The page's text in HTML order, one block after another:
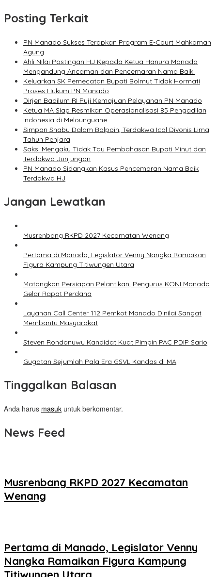
Posting Terkait
PN Manado Sukses Terapkan Program E-Court Mahkamah
Agung
Ahli Nilai Postingan HJ Kepada Ketua Hanura Manado
Mengandung Ancaman dan Pencemaran Nama Baik.
Keluarkan SK Pemecatan Bupati Bolmut Tidak Hormati
Proses Hukum PN Manado
Dirjen Badilum RI Puji Kemajuan Pelayanan PN Manado
Ketua MA Siap Resmikan Operasionalisasi 85 Pengadilan
Indonesia di Melounguane
Simpan Shabu Dalam Bolpoin, Terdakwa Ical Divonis Lima
Tahun Penjara
Saksi Mengaku Tidak Tau Pembahasan Bupati Minut dan
Terdakwa Junjungan
PN Manado Sidangkan Kasus Pencemaran Nama Baik
Terdakwa HJ
Jangan Lewatkan
Musrenbang RKPD 2027 Kecamatan Wenang
Pertama di Manado, Legislator Venny Nangka Ramaikan
Figura Kampung Titiwungen Utara
Matangkan Persiapan Pelantikan, Pengurus KONI Manado
Gelar Rapat Perdana
Layanan Call Center 112 Pemkot Manado Dinilai Sangat
Membantu Masyarakat
Steven Rondonuwu Kandidat Kuat Pimpin PAC PDIP Sario
Gugatan Sejumlah Pala Era GSVL Kandas di MA
Tinggalkan Balasan
Anda harus masuk untuk berkomentar.
News Feed
Musrenbang RKPD 2027 Kecamatan
Wenang
Pertama di Manado, Legislator Venny
Nangka Ramaikan Figura Kampung